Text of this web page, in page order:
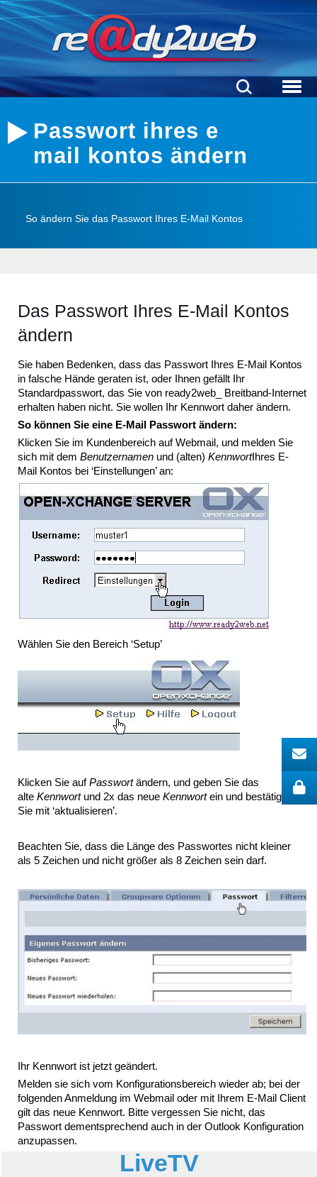
Passwort ihres e
mail kontos ändern
So ändern Sie das Passwort Ihres E-Mail Kontos
Das Passwort Ihres E-Mail Kontos
ändern
Sie haben Bedenken, dass das Passwort Ihres E-Mail Kontos
in falsche Hände geraten ist, oder Ihnen gefällt Ihr
Standardpasswort, das Sie von ready2web_ Breitband-Internet
erhalten haben nicht. Sie wollen Ihr Kennwort daher ändern.
So können Sie eine E-Mail Passwort ändern:
Klicken Sie im Kundenbereich auf Webmail, und melden Sie
sich mit dem Benutzernamen und (alten) KennwortIhres E-
Mail Kontos bei ‘Einstellungen’ an:
Wählen Sie den Bereich ‘Setup’
Klicken Sie aufPasswortändern, und geben Sie das
alte Kennwortund 2x das neue Kennwortein und bestätigen
Sie mit ‘aktualisieren’.
Beachten Sie, dass die Länge des Passwortes nicht kleiner
als 5 Zeichen und nicht größer als 8 Zeichen sein darf.
Ihr Kennwort ist jetzt geändert.
Melden sie sich vom Konfigurationsbereich wieder ab; bei der
folgenden Anmeldung im Webmail oder mit Ihrem E-Mail Client
gilt das neue Kennwort. Bitte vergessen Sie nicht, das
Passwort dementsprechend auch in der Outlook Konfiguration
anzupassen.
LiveTV